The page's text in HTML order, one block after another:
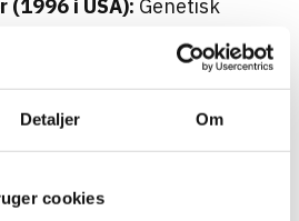
Detaljer Om
cookies
(1996 i USA): Genetisk
hvilket yderligere
og
af afgrøder, og
stabil